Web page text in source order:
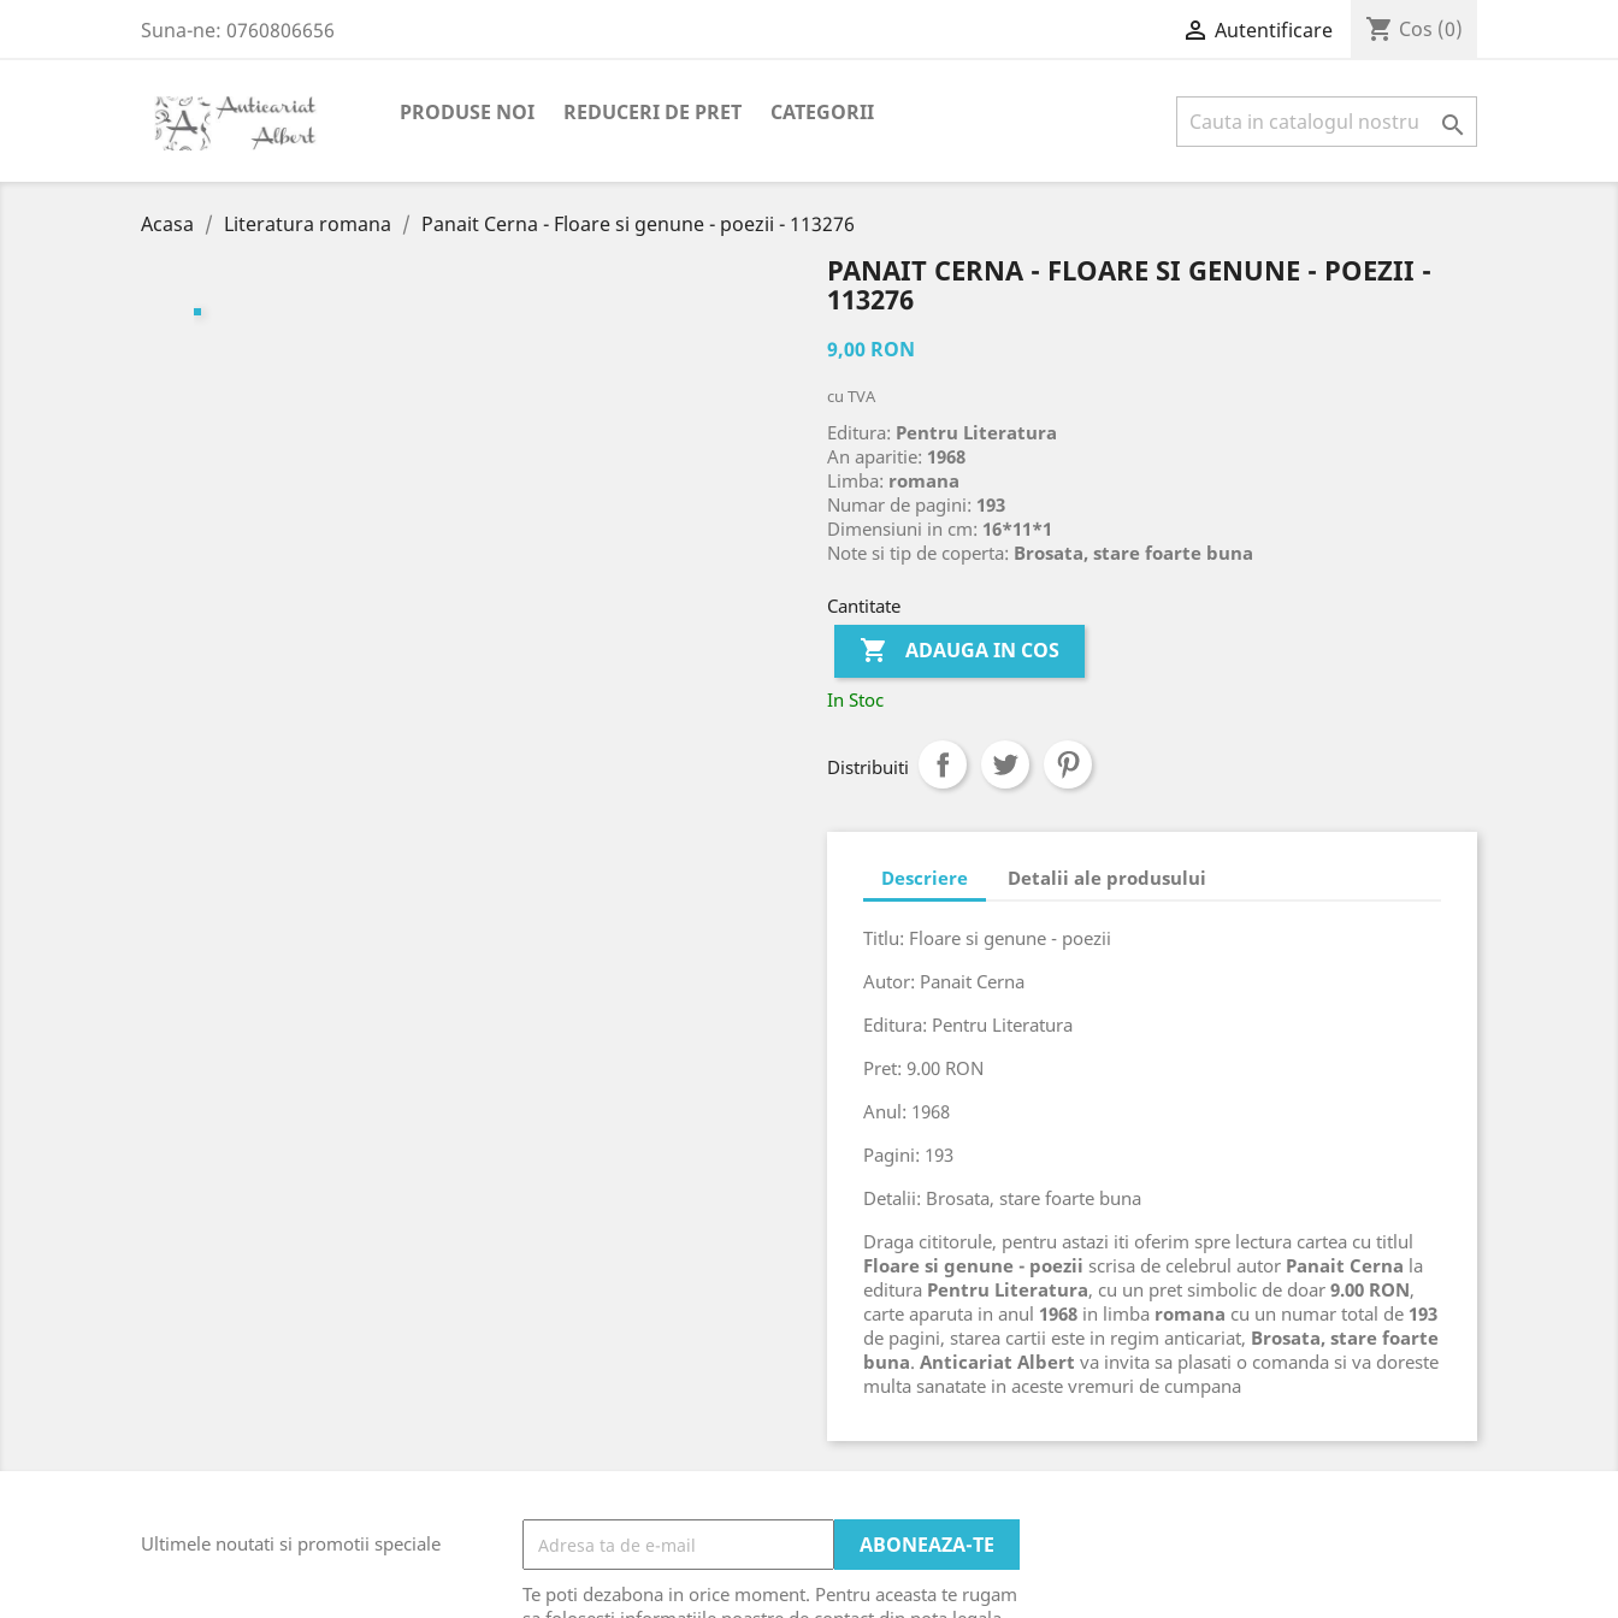
Suna-ne: 0760806656  Autentificare shopping_cart Cos (0)
PRODUSE NOI REDUCERI DE PRET CATEGORII 
Acasa Literatura romana Panait Cerna - Floare si genune - poezii - 113276
PANAIT CERNA - FLOARE SI GENUNE - POEZII -
113276
9,00 RON
cu TVA
Editura: Pentru Literatura
An aparitie: 1968
Limba: romana
Numar de pagini: 193
Dimensiuni in cm: 16*11*1
Note si tip de coperta: Brosata, stare foarte buna
Cantitate
 ADAUGA IN COS
In Stoc
Distribuiti
Descriere Detalii ale produsului
Titlu: Floare si genune - poezii
Autor: Panait Cerna
Editura: Pentru Literatura
Pret: 9.00 RON
Anul: 1968
Pagini: 193
Detalii: Brosata, stare foarte buna
Draga cititorule, pentru astazi iti oferim spre lectura cartea cu titlul
Floare si genune - poezii scrisa de celebrul autor Panait Cerna la
editura Pentru Literatura, cu un pret simbolic de doar 9.00 RON,
carte aparuta in anul 1968 in limba romana cu un numar total de 193
de pagini, starea cartii este in regim anticariat, Brosata, stare foarte
buna. Anticariat Albert va invita sa plasati o comanda si va doreste
multa sanatate in aceste vremuri de cumpana
Ultimele noutati si promotii speciale
Te poti dezabona in orice moment. Pentru aceasta te rugam